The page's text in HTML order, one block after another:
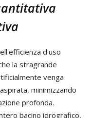
d'uso
la stragrande
venga
minimizzando
profonda.
bacino idrografico,